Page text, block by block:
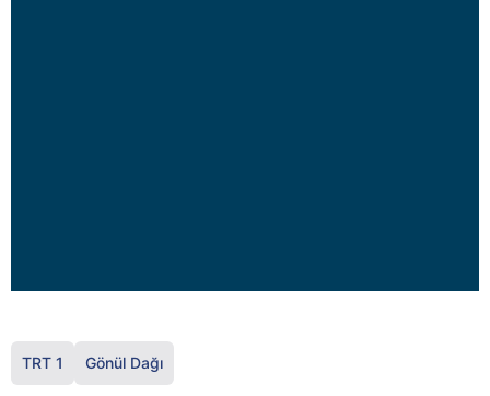
TRT 1 Gönül Dağı